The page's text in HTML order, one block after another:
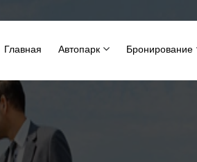
Главная Автопарк Бронирование